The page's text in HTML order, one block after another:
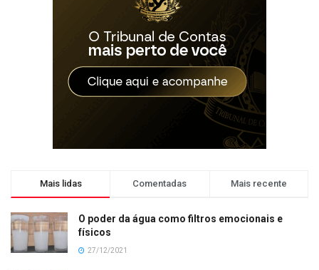
Mais lidas Comentadas Mais recente
O poder da água como filtros emocionais e
físicos
27/12/2021